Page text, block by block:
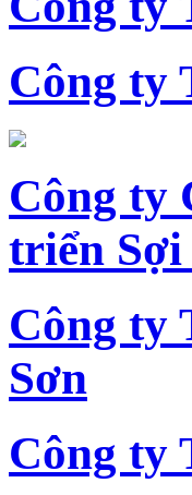
Công ty
Công ty
triển Sợi
Công ty
Sơn
Công ty